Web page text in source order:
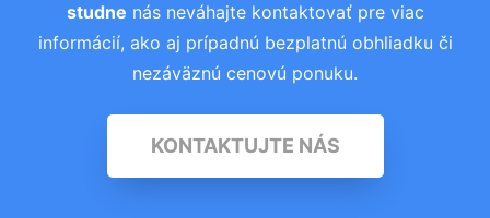
studne nás neváhajte kontaktovať pre viac
informácií, ako aj prípadnú bezplatnú obhliadku či
nezáväznú cenovú ponuku.
KONTAKTUJTE NÁS